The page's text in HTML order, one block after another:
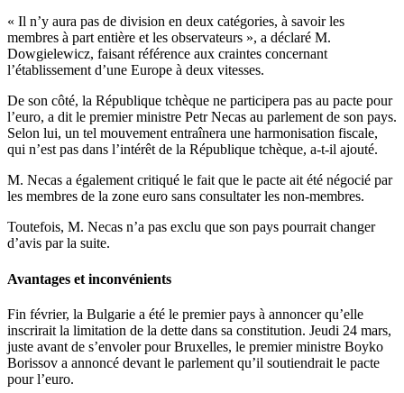
« Il n’y aura pas de division en deux catégories, à savoir les
membres à part entière et les observateurs », a déclaré M.
Dowgielewicz, faisant référence aux craintes concernant
l’établissement d’une Europe à deux vitesses.
De son côté, la République tchèque ne participera pas au pacte pour
l’euro, a dit le premier ministre Petr Necas au parlement de son pays.
Selon lui, un tel mouvement entraînera une harmonisation fiscale,
qui n’est pas dans l’intérêt de la République tchèque, a-t-il ajouté.
M. Necas a également critiqué le fait que le pacte ait été négocié par
les membres de la zone euro sans consultater les non-membres.
Toutefois, M. Necas n’a pas exclu que son pays pourrait changer
d’avis par la suite.
Avantages et inconvénients
Fin février, la Bulgarie a été le premier pays à annoncer qu’elle
inscrirait la limitation de la dette dans sa constitution. Jeudi 24 mars,
juste avant de s’envoler pour Bruxelles, le premier ministre Boyko
Borissov a annoncé devant le parlement qu’il soutiendrait le pacte
pour l’euro.